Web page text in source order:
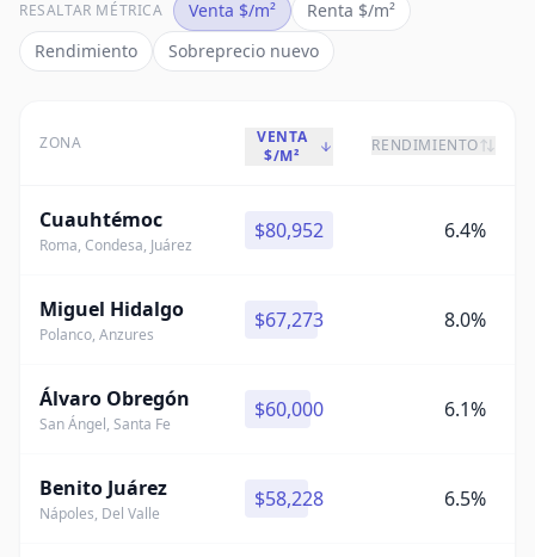
RESALTAR MÉTRICA Venta $/m²
Renta $/m²
Rendimiento
Sobreprecio nuevo
ZONA
VENTA
$/M²
RENDIMIENTO
Cuauhtémoc
Roma, Condesa, Juárez
$80,952 6.4%
Miguel Hidalgo
Polanco, Anzures
$67,273 8.0%
Álvaro Obregón
San Ángel, Santa Fe
$60,000 6.1%
Benito Juárez
Nápoles, Del Valle
$58,228 6.5%